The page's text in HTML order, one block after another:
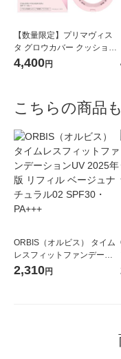
【数量限定】プリマヴィス
タ グロウカバー クッション
オークル０５＆ケース セッ
トおまけつき
4,400円
こちらの商品
ORBIS（オルビス） タイム
レスフィットファンデーシ
ョンUV 2025年版 リフィル
ベージュナチュラル02 SPF3
2,310円